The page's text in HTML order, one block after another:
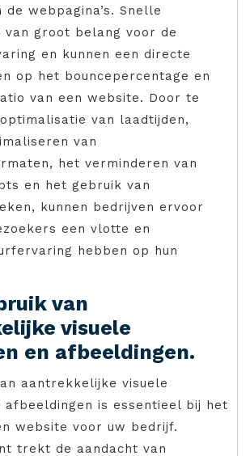
webpagina’s. Snelle
van groot belang voor de
en kunnen een directe
op het bouncepercentage en
van een website. Door te
van laadtijden,
van
het verminderen van
en het gebruik van
kunnen bedrijven ervoor
een vlotte en
hebben op hun
van
visuele
en afbeeldingen.
aantrekkelijke visuele
afbeeldingen is essentieel bij het
website voor uw bedrijf.
trekt de aandacht van